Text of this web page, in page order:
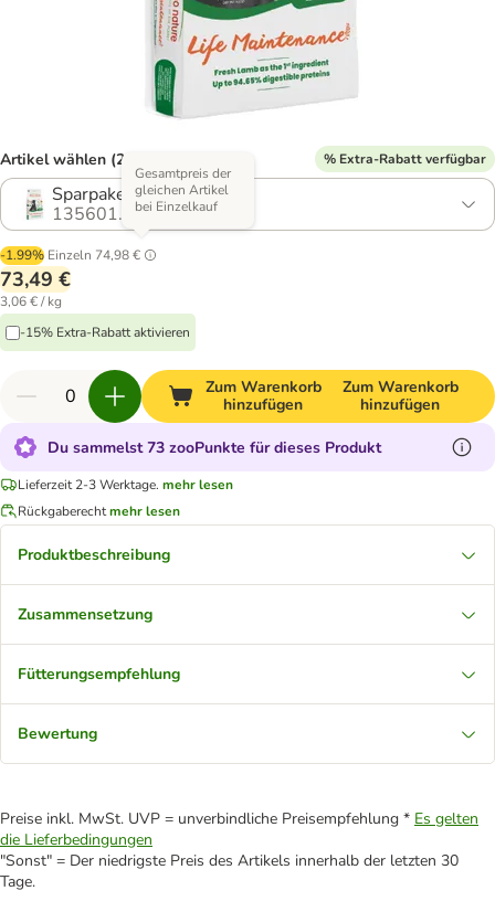
Artikel wählen (2 Varianten) % Extra-Rabatt verfügbar
Sparpaket: 2 x 12 kg
135601.2
-1.99% Einzeln 74,98 €
Gesamtpreis der
gleichen Artikel
bei Einzelkauf
73,49 €
3,06 € / kg
-15% Extra-Rabatt aktivieren
Zum Warenkorb
hinzufügen
Zum Warenkorb
hinzufügen
Du sammelst 73 zooPunkte für dieses Produkt
Lieferzeit 2-3 Werktage. mehr lesen
Rückgaberechtmehr lesen
Produktbeschreibung
Zusammensetzung
Fütterungsempfehlung
Bewertung
Preise inkl. MwSt. UVP = unverbindliche Preisempfehlung * Es gelten
die Lieferbedingungen
"Sonst" = Der niedrigste Preis des Artikels innerhalb der letzten 30
Tage.